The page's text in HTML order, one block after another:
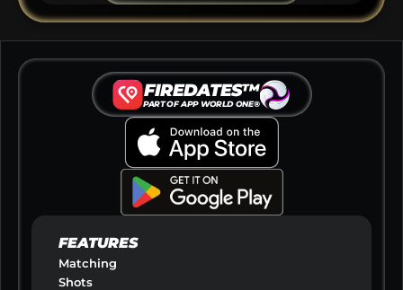
FIREDATES™
PART OF APP WORLD ONE®
FEATURES
Matching
Shots